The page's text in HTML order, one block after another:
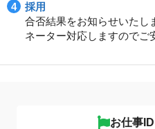
採用
合否結果をお知らせいたし
ネーター対応しますのでご
お仕事